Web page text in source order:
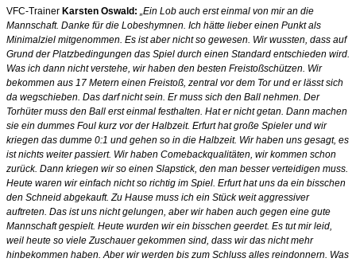
VFC-Trainer Karsten Oswald: „Ein Lob auch erst einmal von mir an die
Mannschaft. Danke für die Lobeshymnen. Ich hätte lieber einen Punkt als
Minimalziel mitgenommen. Es ist aber nicht so gewesen. Wir wussten, dass auf
Grund der Platzbedingungen das Spiel durch einen Standard entschieden wird.
Was ich dann nicht verstehe, wir haben den besten Freistoßschützen. Wir
bekommen aus 17 Metern einen Freistoß, zentral vor dem Tor und er lässt sich
da wegschieben. Das darf nicht sein. Er muss sich den Ball nehmen. Der
Torhüter muss den Ball erst einmal festhalten. Hat er nicht getan. Dann machen
sie ein dummes Foul kurz vor der Halbzeit. Erfurt hat große Spieler und wir
kriegen das dumme 0:1 und gehen so in die Halbzeit. Wir haben uns gesagt, es
ist nichts weiter passiert. Wir haben Comebackqualitäten, wir kommen schon
zurück. Dann kriegen wir so einen Slapstick, den man besser verteidigen muss.
Heute waren wir einfach nicht so richtig im Spiel. Erfurt hat uns da ein bisschen
den Schneid abgekauft. Zu Hause muss ich ein Stück weit aggressiver
auftreten. Das ist uns nicht gelungen, aber wir haben auch gegen eine gute
Mannschaft gespielt. Heute wurden wir ein bisschen geerdet. Es tut mir leid,
weil heute so viele Zuschauer gekommen sind, dass wir das nicht mehr
hinbekommen haben. Aber wir werden bis zum Schluss alles reindonnern. Was